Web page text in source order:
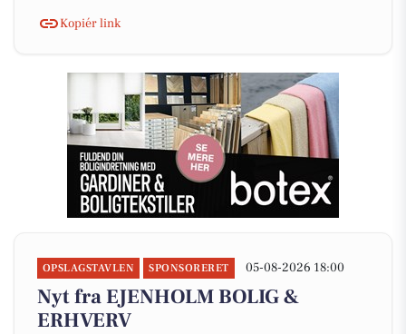
Kopiér link
OPSLAGSTAVLEN SPONSORERET 05-08-2026 18:00
Nyt fra EJENHOLM BOLIG &
ERHVERV